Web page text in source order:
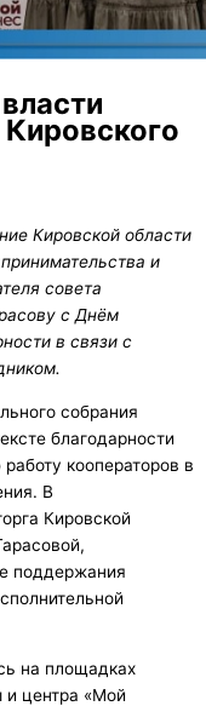
Кировской области
и
совета
с Днём
в связи с
собрания
благодарности
кооператоров в
В
Кировской
поддержания
на площадках
и центра «Мой